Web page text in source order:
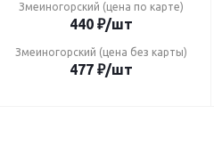
Змеиногорский (цена по карте)
440 ₽/шт
Змеиногорский (цена без карты)
477 ₽/шт